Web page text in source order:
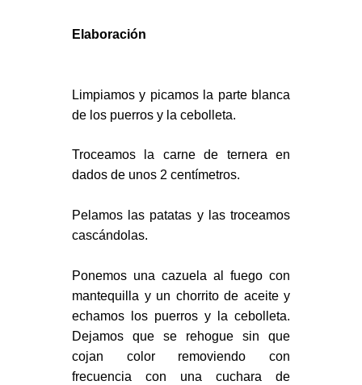
Elaboración
Limpiamos y picamos la parte blanca
de los puerros y la cebolleta.
Troceamos la carne de ternera en
dados de unos 2 centímetros.
Pelamos las patatas y las troceamos
cascándolas.
Ponemos una cazuela al fuego con
mantequilla y un chorrito de aceite y
echamos los puerros y la cebolleta.
Dejamos que se rehogue sin que
cojan color removiendo con
frecuencia con una cuchara de